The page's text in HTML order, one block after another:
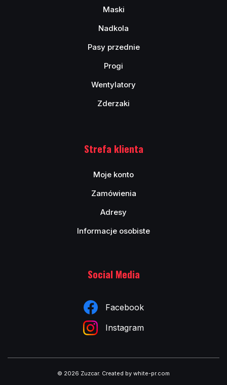
Maski
Nadkola
Pasy przednie
Progi
Wentylatory
Zderzaki
Strefa klienta
Moje konto
Zamówienia
Adresy
Informacje osobiste
Social Media
Facebook
Instagram
© 2026 Zuzcar. Created by white-pr.com